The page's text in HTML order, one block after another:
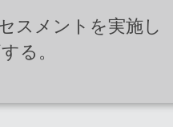
スメントを実施し
る。